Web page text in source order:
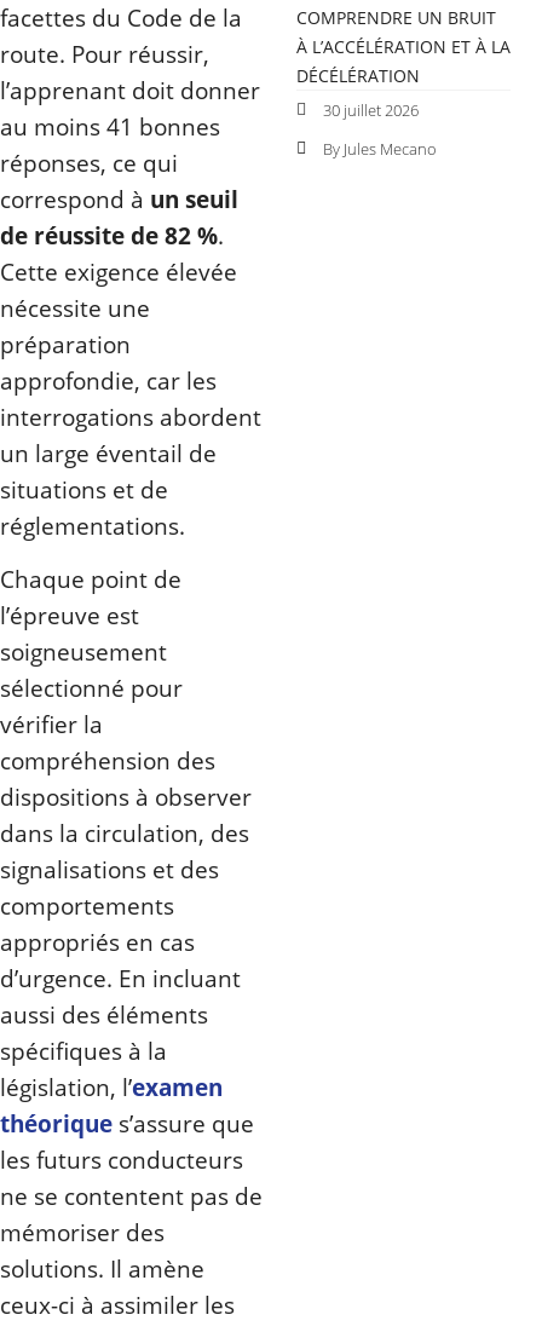
facettes du Code de la
route. Pour réussir,
l’apprenant doit donner
au moins 41 bonnes
réponses, ce qui
correspond à un seuil
de réussite de 82 %.
Cette exigence élevée
nécessite une
préparation
approfondie, car les
interrogations abordent
un large éventail de
situations et de
réglementations.
Chaque point de
l’épreuve est
soigneusement
sélectionné pour
vérifier la
compréhension des
dispositions à observer
dans la circulation, des
signalisations et des
comportements
appropriés en cas
d’urgence. En incluant
aussi des éléments
spécifiques à la
législation, l’examen
théorique s’assure que
les futurs conducteurs
ne se contentent pas de
mémoriser des
solutions. Il amène
ceux-ci à assimiler les
COMPRENDRE UN BRUIT
À L’ACCÉLÉRATION ET À LA
DÉCÉLÉRATION
30 juillet 2026
By Jules Mecano